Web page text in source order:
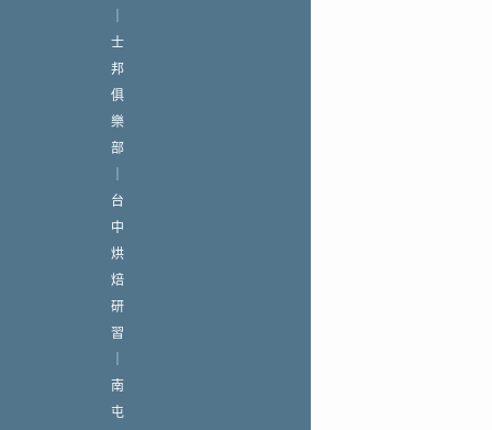
士
邦
俱
樂
部
台
中
烘
焙
研
習
南
屯